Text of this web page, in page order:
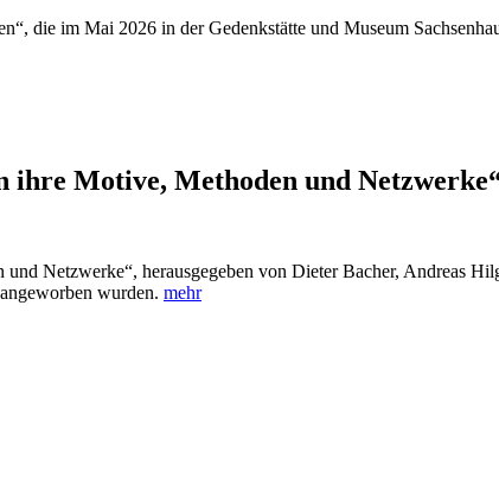
die im Mai 2026 in der Gedenkstätte und Museum
Motive, Methoden und
Netzwerke“, herausgegeben von Dieter Bacher, Andreas
wurden. mehr